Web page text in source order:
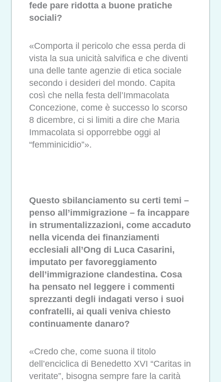
fede pare ridotta a buone pratiche
sociali?
«Comporta il pericolo che essa perda di
vista la sua unicità salvifica e che diventi
una delle tante agenzie di etica sociale
secondo i desideri del mondo. Capita
così che nella festa dell’Immacolata
Concezione, come è successo lo scorso
8 dicembre, ci si limiti a dire che Maria
Immacolata si opporrebbe oggi al
“femminicidio”».
Questo sbilanciamento su certi temi –
penso all’immigrazione – fa incappare
in strumentalizzazioni, come accaduto
nella vicenda dei finanziamenti
ecclesiali all’Ong di Luca Casarini,
imputato per favoreggiamento
dell’immigrazione clandestina. Cosa
ha pensato nel leggere i commenti
sprezzanti degli indagati verso i suoi
confratelli, ai quali veniva chiesto
continuamente danaro?
«Credo che, come suona il titolo
dell’enciclica di Benedetto XVI “Caritas in
veritate”, bisogna sempre fare la carità